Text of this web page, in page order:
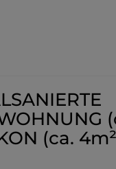
(ca.